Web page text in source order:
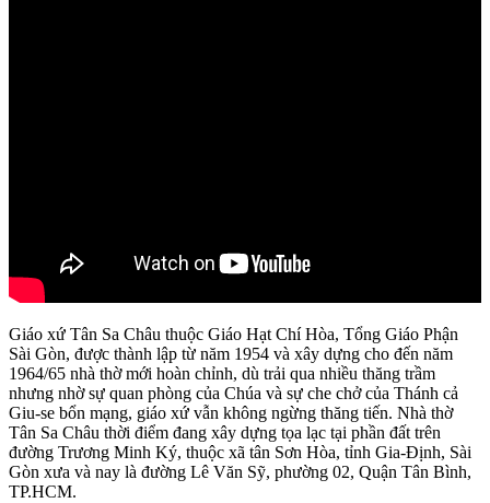
Giáo xứ Tân Sa Châu thuộc Giáo Hạt Chí Hòa, Tổng Giáo Phận
Sài Gòn, được thành lập từ năm 1954 và xây dựng cho đến năm
1964/65 nhà thờ mới hoàn chỉnh, dù trải qua nhiều thăng trầm
nhưng nhờ sự quan phòng của Chúa và sự che chở của Thánh cả
Giu-se bổn mạng, giáo xứ vẫn không ngừng thăng tiến. Nhà thờ
Tân Sa Châu thời điểm đang xây dựng tọa lạc tại phần đất trên
đường Trương Minh Ký, thuộc xã tân Sơn Hòa, tỉnh Gia-Định, Sài
Gòn xưa và nay là đường Lê Văn Sỹ, phường 02, Quận Tân Bình,
TP.HCM.